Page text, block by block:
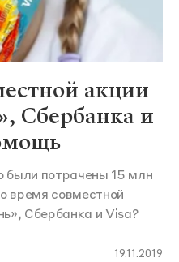
акции
Сбербанка и
были потрачены 15 млн
время совместной
Сбербанка и Visa?
19.11.2019